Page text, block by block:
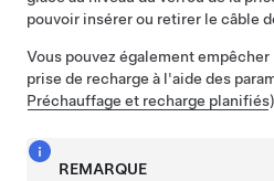
pouvoir insérer ou retirer le câble
Vous pouvez également empêcher
prise de recharge à l'aide des
Préchauffage et recharge planifiés
REMARQUE